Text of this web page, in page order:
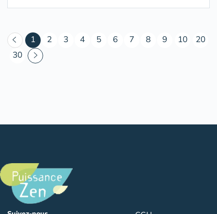
1 (courant)
2 3 4 5 6 7 8 9 10
20
30